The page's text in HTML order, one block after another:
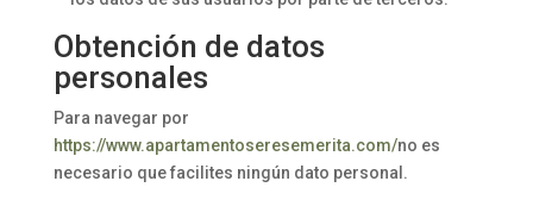
Obtención de datos
personales
Para navegar por
https://www.apartamentoseresemerita.com/no es
necesario que facilites ningún dato personal.